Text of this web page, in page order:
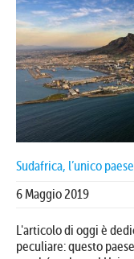
Sudafrica, l’unico
6 Maggio 2019
L'articolo di oggi è
peculiare: questo